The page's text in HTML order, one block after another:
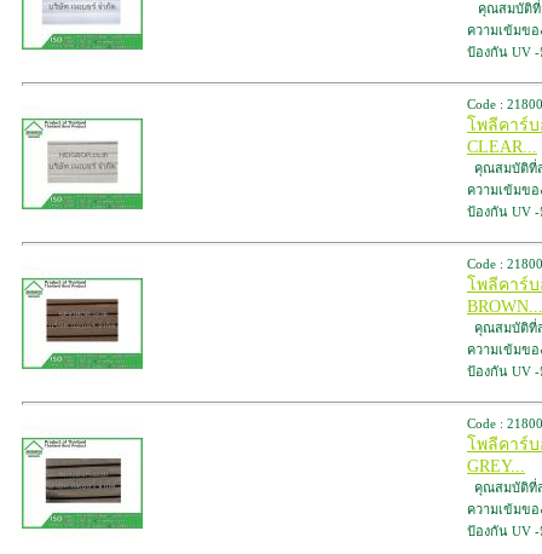
คุณสมบัติที่
ความเข้มขอ
ป้องกัน UV
Code :
โพลีคาร์บ
CLEAR...
คุณสมบัติที่
ความเข้มขอ
ป้องกัน UV
Code :
โพลีคาร์บ
BROWN...
คุณสมบัติที่
ความเข้มขอ
ป้องกัน UV
Code :
โพลีคาร์บ
GREY...
คุณสมบัติที่
ความเข้มขอ
ป้องกัน UV